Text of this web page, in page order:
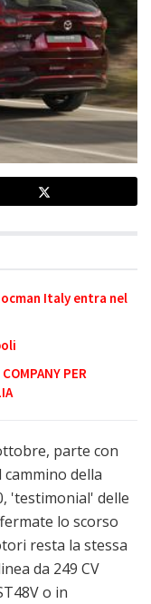
Italy entra nel
PER
parte con
della
'testimonial' delle
lo scorso
resta la stessa
da 249 CV
o in